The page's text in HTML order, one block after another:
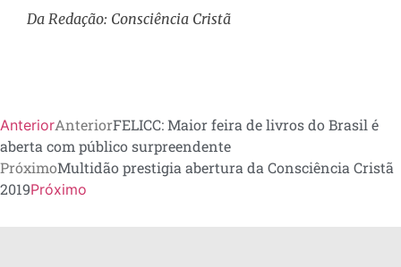
Da Redação: Consciência Cristã
AnteriorAnteriorFELICC: Maior feira de livros do Brasil é
aberta com público surpreendente
PróximoMultidão prestigia abertura da Consciência Cristã
2019Próximo